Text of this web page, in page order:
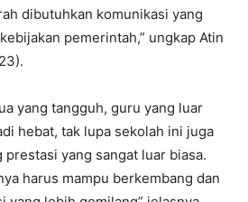
dibutuhkan komunikasi yang
pemerintah,” ungkap Atin
yang tangguh, guru yang luar
hebat, tak lupa sekolah ini juga
yang sangat luar biasa.
harus mampu berkembang dan